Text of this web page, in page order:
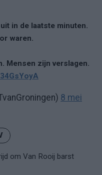
in de laatste minuten.
waren.
Mensen zijn verslagen.
8 mei
om Van Rooij barst